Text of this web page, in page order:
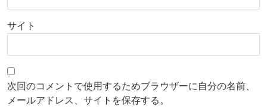
サイト
次回のコメントで使用するためブラウザーに自分の名前、
メールアドレス、サイトを保存する。